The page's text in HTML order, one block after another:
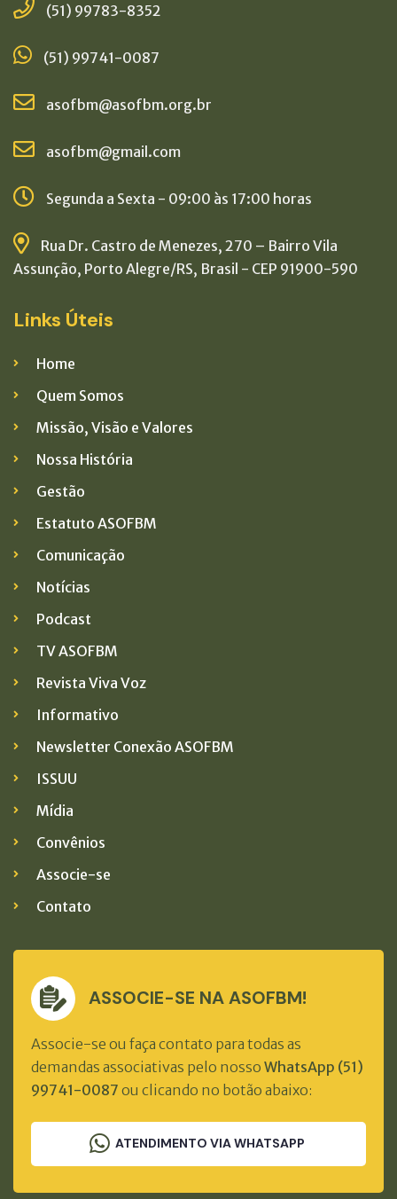
(51) 99783-8352
(51) 99741-0087
asofbm@asofbm.org.br
asofbm@gmail.com
Segunda a Sexta - 09:00 às 17:00 horas
Rua Dr. Castro de Menezes, 270 – Bairro Vila
Assunção, Porto Alegre/RS, Brasil - CEP 91900-590
Links Úteis
Home
Quem Somos
Missão, Visão e Valores
Nossa História
Gestão
Estatuto ASOFBM
Comunicação
Notícias
Podcast
TV ASOFBM
Revista Viva Voz
Informativo
Newsletter Conexão ASOFBM
ISSUU
Mídia
Convênios
Associe-se
Contato
ASSOCIE-SE NA ASOFBM!
Associe-se ou faça contato para todas as
demandas associativas pelo nosso WhatsApp (51)
99741-0087 ou clicando no botão abaixo:
ATENDIMENTO VIA WHATSAPP